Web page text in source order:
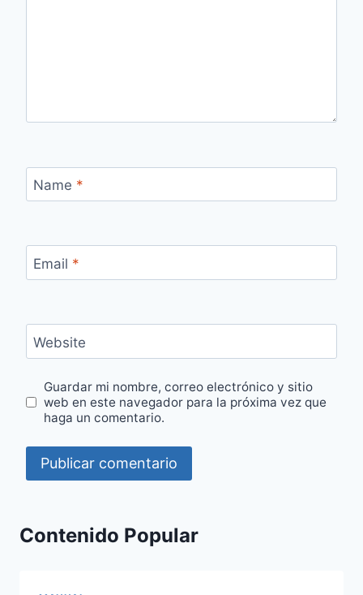
Name *
Email *
Website
Guardar mi nombre, correo electrónico y sitio
web en este navegador para la próxima vez que
haga un comentario.
Contenido Popular